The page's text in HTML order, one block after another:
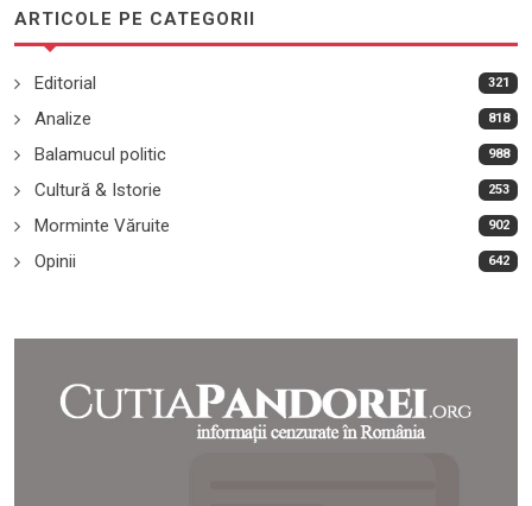
ARTICOLE PE CATEGORII
Editorial 321
Analize 818
Balamucul politic 988
Cultură & Istorie 253
Morminte Văruite 902
Opinii 642